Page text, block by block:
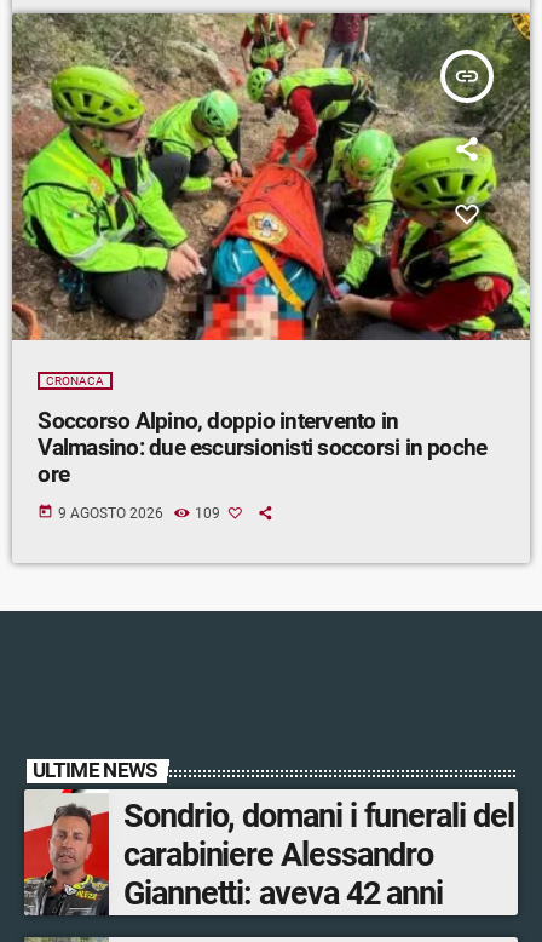
insert_link
CRONACA
Soccorso Alpino, doppio intervento in
Valmasino: due escursionisti soccorsi in poche
ore
today 9 AGOSTO 2026 109
ULTIME NEWS
Sondrio, domani i funerali del
carabiniere Alessandro
Giannetti: aveva 42 anni